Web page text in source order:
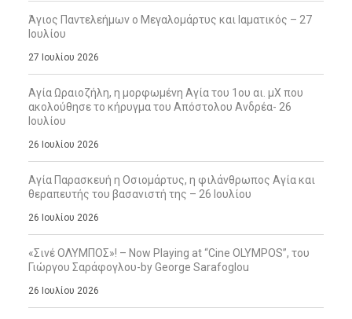
Άγιος Παντελεήμων ο Μεγαλομάρτυς και Ιαματικός – 27
Ιουλίου
27 Ιουλίου 2026
Αγία Ωραιοζήλη, η μορφωμένη Αγία του 1ου αι. μΧ που
ακολούθησε το κήρυγμα του Απόστολου Ανδρέα- 26
Ιουλίου
26 Ιουλίου 2026
Αγία Παρασκευή η Οσιομάρτυς, η φιλάνθρωπος Αγία και
θεραπευτής του βασανιστή της – 26 Ιουλίου
26 Ιουλίου 2026
«Σινέ ΟΛΥΜΠΟΣ»! – Now Playing at “Cine OLYMPOS”, του
Γιώργου Σαράφογλου-by George Sarafoglou
26 Ιουλίου 2026